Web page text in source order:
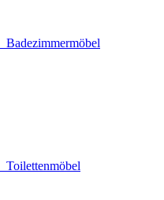
Badezimmermöbel
Toilettenmöbel